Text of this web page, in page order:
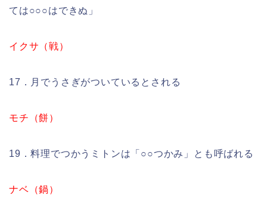
ては○○○はできぬ」
イクサ（戦）
17．月でうさぎがついているとされる
モチ（餅）
19．料理でつかうミトンは「○○つかみ」とも呼ばれる
ナベ（鍋）